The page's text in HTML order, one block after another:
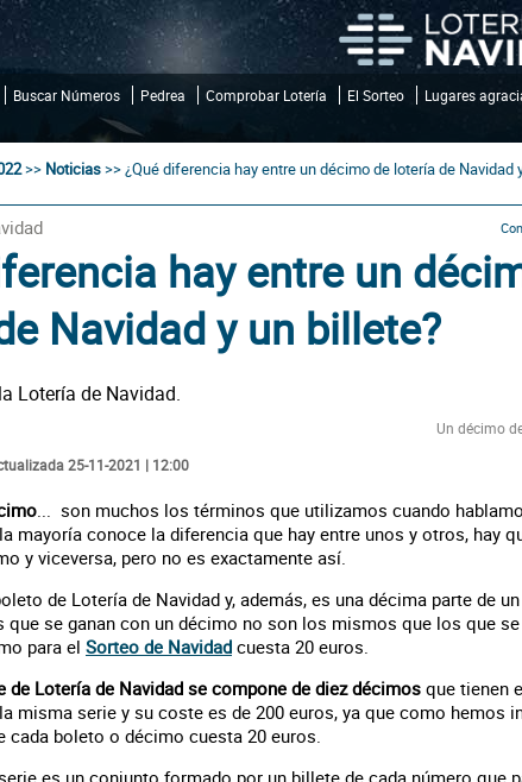
Buscar Números Pedrea Comprobar Lotería El Sorteo Lugares
>> Noticias>>¿Qué diferencia hay entre un décimo de lotería de Navidad
hay entre un
Navidad y un billete?
Un décimo
25-11-2021 | 12:00
... son muchos los términos que utilizamos cuando
mayoría conoce la diferencia que hay entre unos y otros, hay
y viceversa, pero no es exactamente así.
de Lotería de Navidad y, además, es una décima parte de
se ganan con un décimo no son los mismos que los que
para el Sorteo de Navidad cuesta 20 euros.
de Lotería de Navidad se compone de diez décimos que tienen
misma serie y su coste es de 200 euros, ya que como hemos
cada boleto o décimo cuesta 20 euros.
es un conjunto formado por un billete de cada número que